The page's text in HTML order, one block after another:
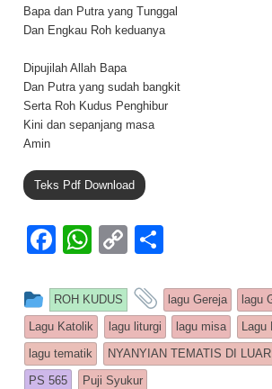
Bapa dan Putra yang Tunggal
Dan Engkau Roh keduanya
Dipujilah Allah Bapa
Dan Putra yang sudah bangkit
Serta Roh Kudus Penghibur
Kini dan sepanjang masa
Amin
Teks Pdf Download
F
c
e
b
W
at
s
A
C
p
y
Li
ar
e
This entry was posted in
ROH KUDUS and tagged
lagu Gereja
lagu
Lagu Katolik
lagu liturgi lagu misa
Lagu
lagu tematik
NYANYIAN TEMATIS DI
PS 565
Puji Syukur